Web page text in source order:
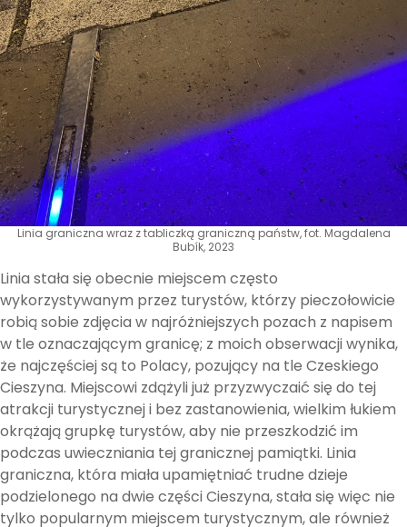
Linia graniczna wraz z tabliczką graniczną państw, fot. Magdalena
Bubík, 2023
Linia stała się obecnie miejscem często
wykorzystywanym przez turystów, którzy pieczołowicie
robią sobie zdjęcia w najróżniejszych pozach z napisem
w tle oznaczającym granicę; z moich obserwacji wynika,
że najczęściej są to Polacy, pozujący na tle Czeskiego
Cieszyna. Miejscowi zdążyli już przyzwyczaić się do tej
atrakcji turystycznej i bez zastanowienia, wielkim łukiem
okrążają grupkę turystów, aby nie przeszkodzić im
podczas uwieczniania tej granicznej pamiątki. Linia
graniczna, która miała upamiętniać trudne dzieje
podzielonego na dwie części Cieszyna, stała się więc nie
tylko popularnym miejscem turystycznym, ale również